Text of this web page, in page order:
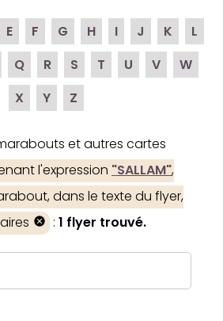
E F G H I J K
L
Q R S T U V
W
X
Y Z
et autres cartes
l'expression "SALLAM",
dans le texte du flyer,
: 1 flyer trouvé.